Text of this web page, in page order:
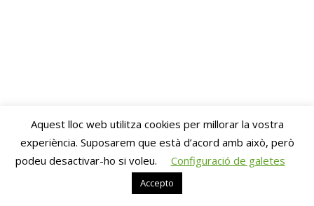
Aquest lloc web utilitza cookies per millorar la vostra
experiència. Suposarem que està d’acord amb això, però
podeu desactivar-ho si voleu.
Configuració de galetes
Accepto